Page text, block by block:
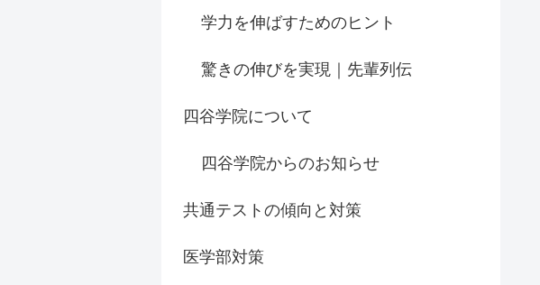
学力を伸ばすためのヒント
驚きの伸びを実現｜先輩列伝
四谷学院について
四谷学院からのお知らせ
共通テストの傾向と対策
医学部対策